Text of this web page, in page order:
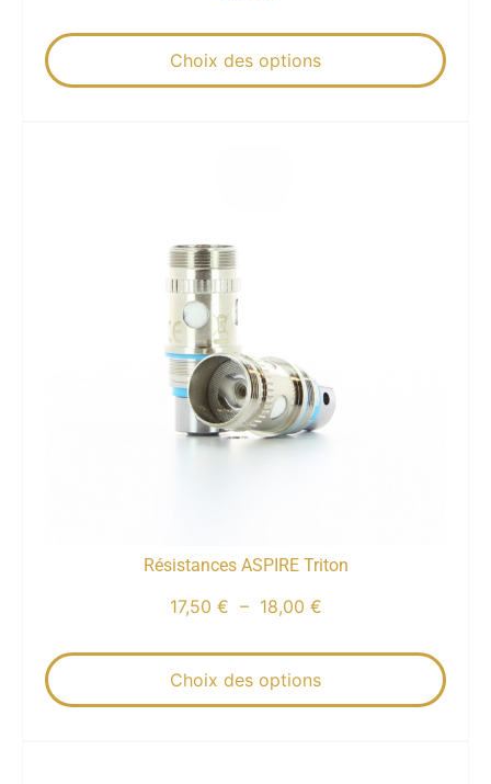
Choix des options
Résistances ASPIRE Triton
17,50 € – 18,00 €
Choix des options